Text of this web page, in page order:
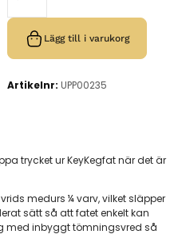
Lägg till i varukorg
Artikelnr: UPP00235
trycket ur KeyKegfat när det är
medurs ¼ varv, vilket släpper
sätt så att fatet enkelt kan
med inbyggt tömningsvred så